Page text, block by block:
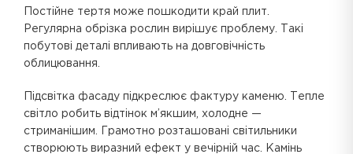
Постійне тертя може пошкодити край плит.
Регулярна обрізка рослин вирішує проблему. Такі
побутові деталі впливають на довговічність
облицювання.
Підсвітка фасаду підкреслює фактуру каменю. Тепле
світло робить відтінок м’якшим, холодне —
стриманішим. Грамотно розташовані світильники
створюють виразний ефект у вечірній час. Камінь